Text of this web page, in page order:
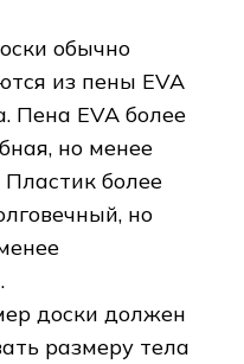
обычно
из пены EVA
Пена EVA более
но менее
Пластик более
но
доски должен
размеру тела